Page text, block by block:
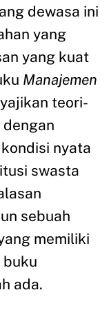
dewasa ini
yang
yang kuat
Manajemen
teori-
nyata
swasta
sebuah
memiliki
buku
ada.